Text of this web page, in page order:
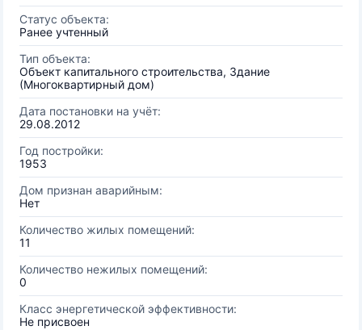
Статус объекта:
Ранее учтенный
Тип объекта:
Объект капитального строительства, Здание
(Многоквартирный дом)
Дата постановки на учёт:
29.08.2012
Год постройки:
1953
Дом признан аварийным:
Нет
Количество жилых помещений:
11
Количество нежилых помещений:
0
Класс энергетической эффективности:
Не присвоен